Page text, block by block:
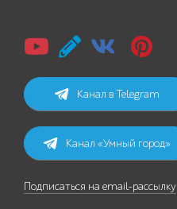
Канал в Telegram
Канал «Умный город»
Подписаться на email-рассылку